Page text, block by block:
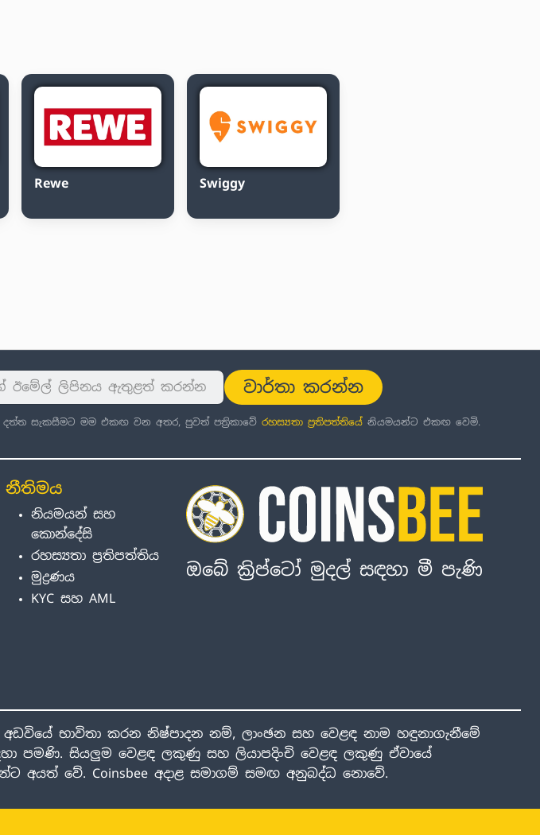
Rewe Swiggy
වාර්තා කරන්න
සැකසීමට මම එකඟ වන අතර, පුවත් පත්‍රිකාවේ රහස්‍යතා ප්‍රතිපත්තියේ නියමයන්ට එකඟ වෙමි.
නීතිමය
නියමයන් සහ
කොන්දේසි
රහස්‍යතා ප්‍රතිපත්තිය
මුද්‍රණය
KYC සහ AML
ඔබේ ක්‍රිප්ටෝ මුදල් සඳහා මී පැණි
භාවිතා කරන නිෂ්පාදන නම්, ලාංඡන සහ වෙළඳ නාම හඳුනාගැනීමේ
පමණි. සියලුම වෙළඳ ලකුණු සහ ලියාපදිංචි වෙළඳ ලකුණු ඒවායේ
අයත් වේ. Coinsbee අදාළ සමාගම් සමඟ අනුබද්ධ නොවේ.